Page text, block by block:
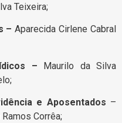
Teixeira;
– Aparecida Cirlene Cabral
– Maurilo da Silva
e Aposentados –
Corrêa;